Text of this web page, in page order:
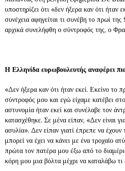
υποστηρίζει ότι «δεν ήξερα καν ότι ήταν
συνέχεια αφηγείται τι συνέβη το πρωί
αρχικά συνελήφθη ο σύντροφός της, ο
Η Ελληνίδα ευρωβουλευτής αναφέρει
«Δεν ήξερα καν ότι ήταν εκεί. Εκείνο το
σύντροφός μου και εγώ είχαμε κατέβει
αστυνομία ήταν εκεί και συνέλαβε τον
κατασχέθηκε. Σε μένα είπαν, «Δεν είναι
ασυλία». Δεν είπαν γιατί έπρεπε να
μπορεί να έχει να κάνει με ένα τροχαίο
πρώτα τον πατέρα μου έξω από το
κόρη μου μια βόλτα μέχρι να καταλάβω τι